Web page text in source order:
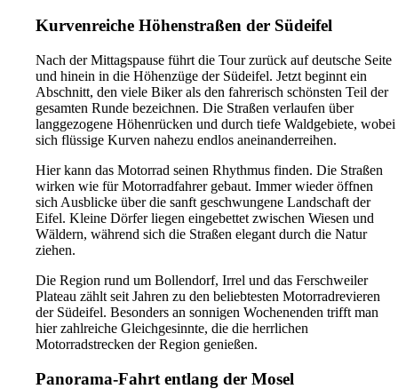
Kurvenreiche Höhenstraßen der Südeifel
Nach der Mittagspause führt die Tour zurück auf deutsche Seite
und hinein in die Höhenzüge der Südeifel. Jetzt beginnt ein
Abschnitt, den viele Biker als den fahrerisch schönsten Teil der
gesamten Runde bezeichnen. Die Straßen verlaufen über
langgezogene Höhenrücken und durch tiefe Waldgebiete, wobei
sich flüssige Kurven nahezu endlos aneinanderreihen.
Hier kann das Motorrad seinen Rhythmus finden. Die Straßen
wirken wie für Motorradfahrer gebaut. Immer wieder öffnen
sich Ausblicke über die sanft geschwungene Landschaft der
Eifel. Kleine Dörfer liegen eingebettet zwischen Wiesen und
Wäldern, während sich die Straßen elegant durch die Natur
ziehen.
Die Region rund um Bollendorf, Irrel und das Ferschweiler
Plateau zählt seit Jahren zu den beliebtesten Motorradrevieren
der Südeifel. Besonders an sonnigen Wochenenden trifft man
hier zahlreiche Gleichgesinnte, die die herrlichen
Motorradstrecken der Region genießen.
Panorama-Fahrt entlang der Mosel